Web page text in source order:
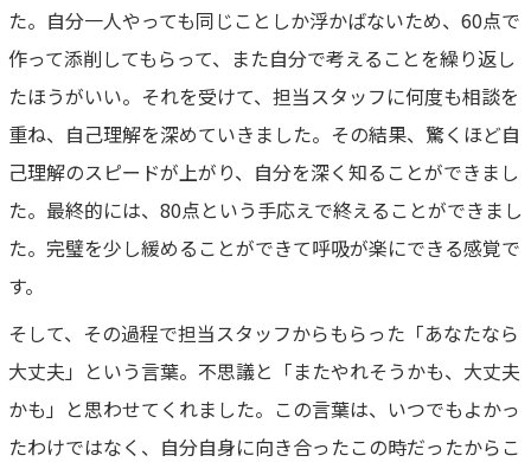
た。自分一人やっても同じことしか浮かばないため、60点で
作って添削してもらって、また自分で考えることを繰り返し
たほうがいい。それを受けて、担当スタッフに何度も相談を
重ね、自己理解を深めていきました。その結果、驚くほど自
己理解のスピードが上がり、自分を深く知ることができまし
た。最終的には、80点という手応えで終えることができまし
た。完璧を少し緩めることができて呼吸が楽にできる感覚で
す。
そして、その過程で担当スタッフからもらった「あなたなら
大丈夫」という言葉。不思議と「またやれそうかも、大丈夫
かも」と思わせてくれました。この言葉は、いつでもよかっ
たわけではなく、自分自身に向き合ったこの時だったからこ